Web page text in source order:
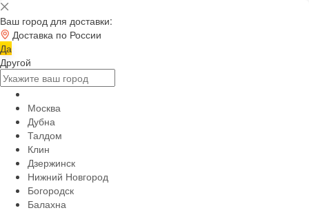
Ваш город для доставки:
Доставка по России
Да
Другой
Москва
Дубна
Талдом
Клин
Дзержинск
Нижний Новгород
Богородск
Балахна